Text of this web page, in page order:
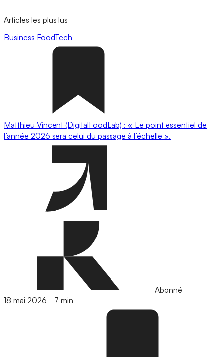
Articles les plus lus
Business FoodTech
Matthieu Vincent (DigitalFoodLab) : « Le point essentiel de
l’année 2026 sera celui du passage à l’échelle ».
Abonné
18 mai 2026 - 7 min